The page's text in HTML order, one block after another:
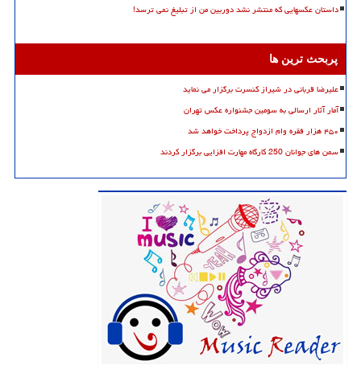
داستان عکسهایی که منتشر نشد دوربین من از تبلیغ نمی ترسد!
پربحث ترین ها
علیرضا قربانی در شیراز کنسرت برگزار می نماید
آمار آثار ارسالی به سومین جشنواره عکس تهران
۴۵۰ هزار فقره وام ازدواج پرداخت خواهد شد
سمن های جوانان 250 کارگاه مهارت افزایی برگزار کردند